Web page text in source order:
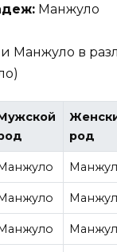
Манжуло
Манжуло в
род
Манжуло
Манжуло
Манжуло